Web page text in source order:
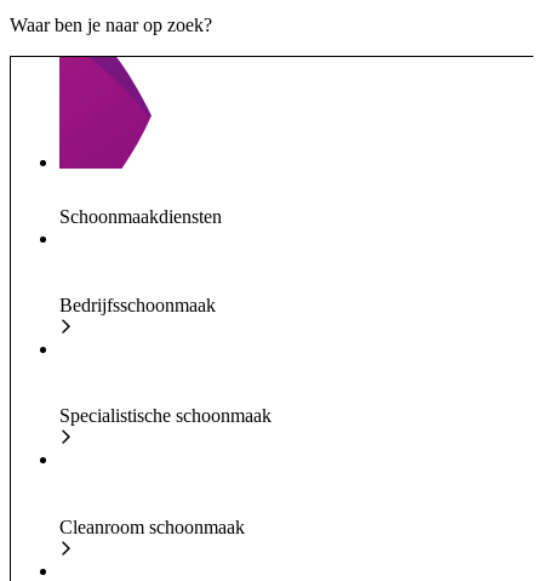
Waar ben je naar op zoek?
Schoonmaakdiensten
Bedrijfsschoonmaak
Specialistische schoonmaak
Cleanroom schoonmaak